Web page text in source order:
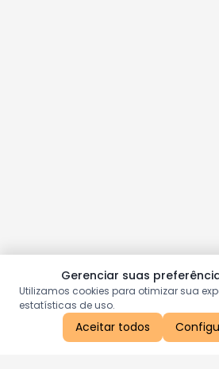
Gerenciar suas
Utilizamos cookies para otimizar sua
estatísticas de uso.
Aceitar todos